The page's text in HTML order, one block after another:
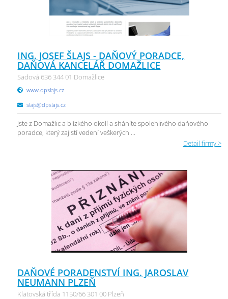
ING. JOSEF ŠLAJS - DAŇOVÝ PORADCE,
DAŇOVÁ KANCELÁŘ DOMAŽLICE
Sadová 636 344 01 Domažlice
www.dpslajs.cz
slajs@dpslajs.cz
Jste z Domažlic a blízkého okolí a sháníte spolehlivého daňového
poradce, který zajistí vedení veškerých ...
Detail firmy >
DAŇOVÉ PORADENSTVÍ ING. JAROSLAV
NEUMANN PLZEŇ
Klatovská třída 1150/66 301 00 Plzeň